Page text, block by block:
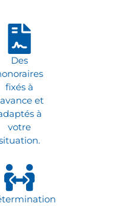
Des
fixés à
et
à
votre